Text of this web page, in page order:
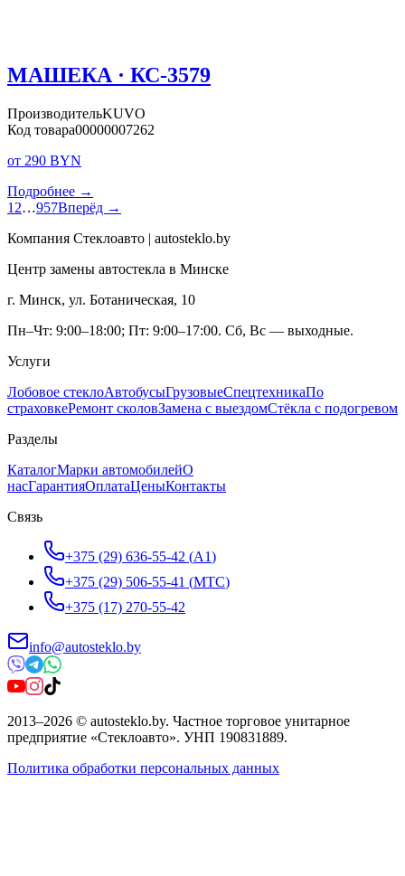
МАШЕКА · КС-3579
ПроизводительKUVO
Код товара00000007262
от 290 BYN
Подробнее →
1 2…957Вперёд →
Компания Стеклоавто | autosteklo.by
Центр замены автостекла в Минске
г. Минск, ул. Ботаническая, 10
Пн–Чт: 9:00–18:00; Пт: 9:00–17:00. Сб, Вс — выходные.
Услуги
Лобовое стеклоАвтобусыГрузовыеСпецтехникаПо
страховкеРемонт сколовЗамена с выездомСтёкла с подогревом
Разделы
КаталогМарки автомобилейО
насГарантияОплатаЦеныКонтакты
Связь
+375 (29) 636-55-42 (A1)
+375 (29) 506-55-41 (МТС)
+375 (17) 270-55-42
info@autosteklo.by
2013–2026 © autosteklo.by. Частное торговое унитарное
предприятие «Стеклоавто». УНП 190831889.
Политика обработки персональных данных